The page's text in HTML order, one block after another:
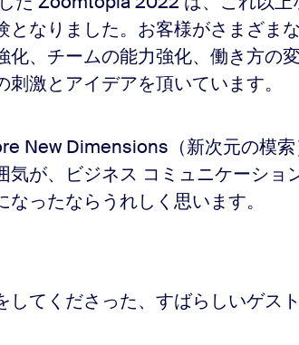
となりました。お客様がさまざま
化、チームの能力強化、働き方の
激とアイデアを頂いています。
New Dimensions（新次元の模
気が、ビジネス コミュニケーショ
ったならうれしく思います。
してくださった、すばらしいゲス